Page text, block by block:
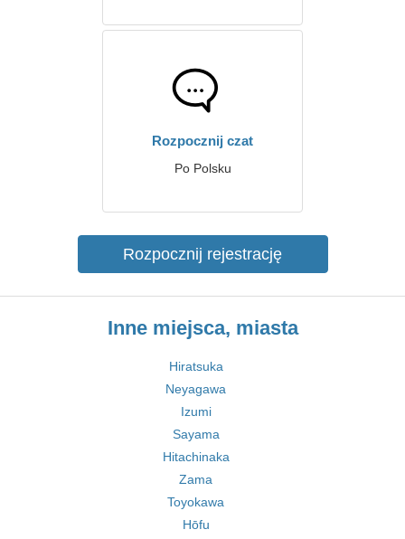
Rozpocznij czat
Po Polsku
Rozpocznij rejestrację
Inne miejsca, miasta
Hiratsuka
Neyagawa
Izumi
Sayama
Hitachinaka
Zama
Toyokawa
Hōfu